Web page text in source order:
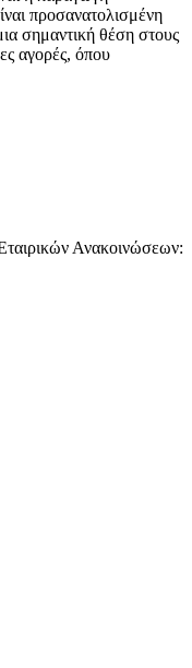
προσανατολισμένη
σημαντική θέση στους
αγορές, όπου
Ανακοινώσεων: